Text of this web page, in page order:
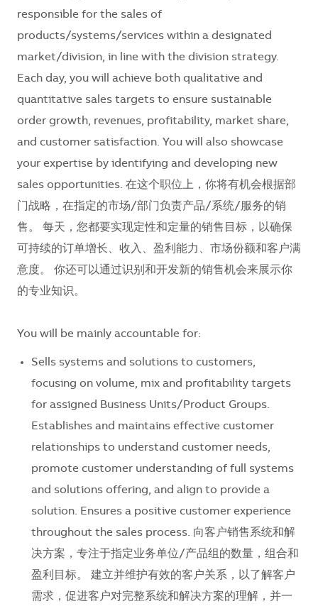
responsible for the sales of
products/systems/services within a designated
market/division, in line with the division strategy.
Each day, you will achieve both qualitative and
quantitative sales targets to ensure sustainable
order growth, revenues, profitability, market share,
and customer satisfaction. You will also showcase
your expertise by identifying and developing new
sales opportunities. 在这个职位上，你将有机会根据部
门战略，在指定的市场/部门负责产品/系统/服务的销
售。 每天，您都要实现定性和定量的销售目标，以确保
可持续的订单增长、收入、盈利能力、市场份额和客户满
意度。 你还可以通过识别和开发新的销售机会来展示你
的专业知识。
You will be mainly accountable for:
Sells systems and solutions to customers,
focusing on volume, mix and profitability targets
for assigned Business Units/Product Groups.
Establishes and maintains effective customer
relationships to understand customer needs,
promote customer understanding of full systems
and solutions offering, and align to provide a
solution. Ensures a positive customer experience
throughout the sales process. 向客户销售系统和解
决方案，专注于指定业务单位/产品组的数量，组合和
盈利目标。 建立并维护有效的客户关系，以了解客户
需求，促进客户对完整系统和解决方案的理解，并一